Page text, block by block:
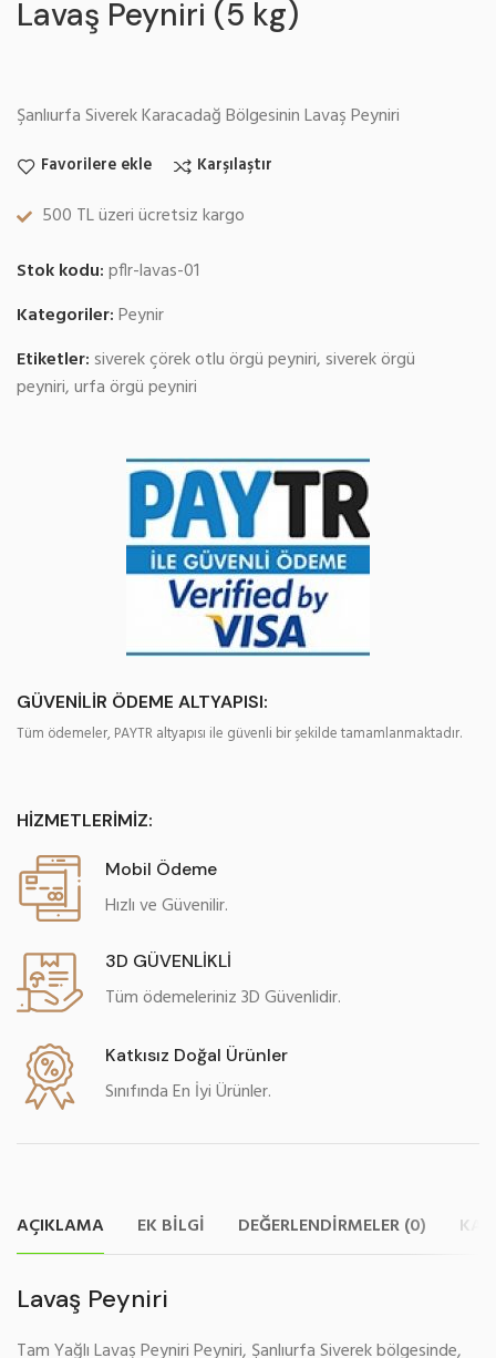
Lavaş Peyniri (5 kg)
Şanlıurfa Siverek Karacadağ Bölgesinin Lavaş Peyniri
Favorilere ekle Karşılaştır
500 TL üzeri ücretsiz kargo
Stok kodu:pflr-lavas-01
Kategoriler:Peynir
Etiketler: siverek çörek otlu örgü peyniri, siverek örgü
peyniri,urfa örgü peyniri
GÜVENİLİR ÖDEME ALTYAPISI:
Tüm ödemeler, PAYTR altyapısı ile güvenli bir şekilde tamamlanmaktadır.
HİZMETLERİMİZ:
Mobil Ödeme
Hızlı ve Güvenilir.
3D GÜVENLİKLİ
Tüm ödemeleriniz 3D Güvenlidir.
Katkısız Doğal Ürünler
Sınıfında En İyi Ürünler.
AÇIKLAMA EK BILGI DEĞERLENDIRMELER (0)
Lavaş Peyniri
Tam Yağlı Lavaş Peyniri Peyniri, Şanlıurfa Siverek bölgesinde,